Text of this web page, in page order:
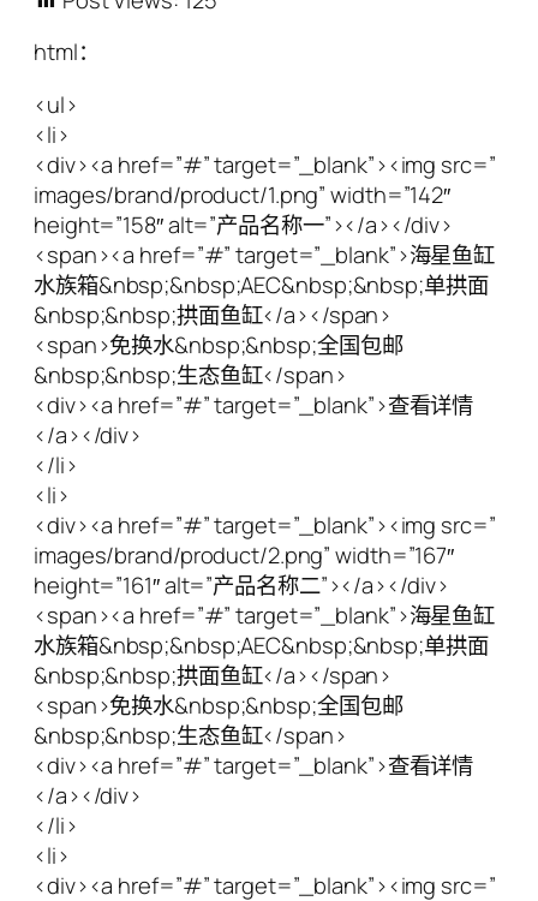
html：
<ul>
<li>
<div><a href=”#” target=”_blank”><img src=”
images/brand/product/1.png” width=”142″
height=”158″ alt=”产品名称一”></a></div>
<span><a href=”#” target=”_blank”>海星鱼缸
水族箱&nbsp;&nbsp;AEC&nbsp;&nbsp;单拱面
&nbsp;&nbsp;拱面鱼缸</a></span>
<span>免换水&nbsp;&nbsp;全国包邮
&nbsp;&nbsp;生态鱼缸</span>
<div><a href=”#” target=”_blank”>查看详情
</a></div>
</li>
<li>
<div><a href=”#” target=”_blank”><img src=”
images/brand/product/2.png” width=”167″
height=”161″ alt=”产品名称二”></a></div>
<span><a href=”#” target=”_blank”>海星鱼缸
水族箱&nbsp;&nbsp;AEC&nbsp;&nbsp;单拱面
&nbsp;&nbsp;拱面鱼缸</a></span>
<span>免换水&nbsp;&nbsp;全国包邮
&nbsp;&nbsp;生态鱼缸</span>
<div><a href=”#” target=”_blank”>查看详情
</a></div>
</li>
<li>
<div><a href=”#” target=”_blank”><img src=”